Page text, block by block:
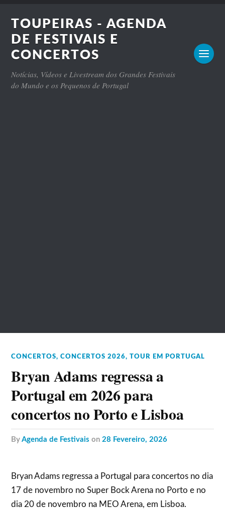
TOUPEIRAS - AGENDA
DE FESTIVAIS E
CONCERTOS
Notícias, Vídeos e Livestream dos Grandes Festivais
do Mundo e os Pequenos de Portugal
CONCERTOS,CONCERTOS 2026,TOUR EM PORTUGAL
Bryan Adams regressa a
Portugal em 2026 para
concertos no Porto e Lisboa
byAgenda de Festivais on28 Fevereiro, 2026
Bryan Adams regressa a Portugal para concertos no dia
17 de novembro no Super Bock Arena no Porto e no
dia 20 de novembro na MEO Arena, em Lisboa.